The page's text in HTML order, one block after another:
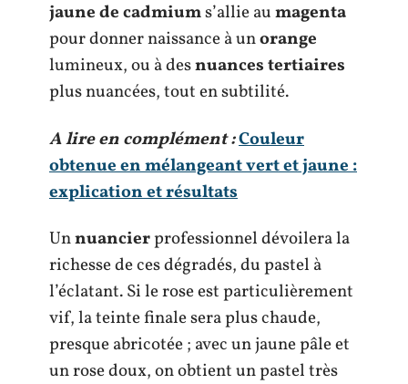
jaune de cadmiums’allie aumagenta
pour donner naissance à unorange
lumineux, ou à desnuances tertiaires
plus nuancées, tout en subtilité.
A lire en complément :Couleur
obtenue en mélangeant vert et jaune :
explication et résultats
Unnuancierprofessionnel dévoilera la
richesse de ces dégradés, du pastel à
l’éclatant. Si le rose est particulièrement
vif, la teinte finale sera plus chaude,
presque abricotée ; avec un jaune pâle et
un rose doux, on obtient un pastel très